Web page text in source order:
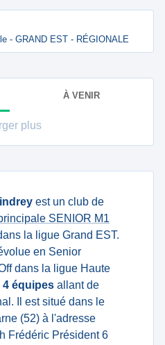
- GRAND EST - RÉGIONALE
À VENIR
plus
est un club de
SENIOR M1
la ligue Grand EST.
en Senior
dans la ligue Haute
4 équipes allant de
Il est situé dans le
(52) à l'adresse
Frédéric Président 6